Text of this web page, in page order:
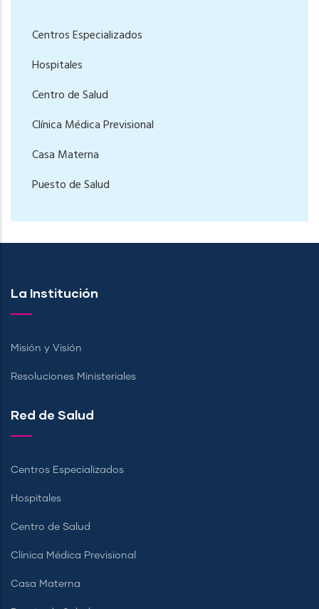
Centros Especializados
Hospitales
Centro de Salud
Clínica Médica Previsional
Casa Materna
Puesto de Salud
La Institución
Misión y Visión
Resoluciones Ministeriales
Red de Salud
Centros Especializados
Hospitales
Centro de Salud
Clínica Médica Previsional
Casa Materna